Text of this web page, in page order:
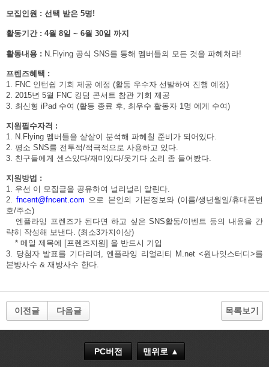
모집인원 : 선택 받은 5명!
활동기간: 4월 8일 ~ 6월 30일 까지
활동내용 : N.Flying 공식 SNS를 통해 멤버들의 모든 것을 파헤쳐라!
프렌즈혜택 :
1. FNC 인턴쉽 기회 제공 예정 (활동 우수자 선발하여 진행 예정)
2. 2015년 5월 FNC 킹덤 콘서트 참관 기회 제공
3. 최신형 iPad 수여 (활동 종료 후, 최우수 활동자 1명 에게 수여)
지원필수자격 :
1. N.Flying 멤버들을 샅샅이 분석해 파헤칠 준비가 되어있다.
2. 평소 SNS를 전투적/적극적으로 사용하고 있다.
3. 친구들에게 센스있다/재미있다/웃기다 소리 좀 들어봤다.
지원방법 :
1. 우선 이 모집글을 공유하여 널리널리 알린다.
2.fncent@fncent.com 으로 본인의 기본정보와(이름/생년월일/휴대폰번
호/주소)
엔플라잉 프렌즈가 된다면 하고 싶은 SNS활동/이벤트 등의 내용을 간
략히 작성해 보낸다. (최소3가지이상)
* 메일 제목에 [프렌즈지원] 을 반드시 기입
3. 당첨자 발표를 기다리며 , 엔플라잉 리얼리티 M.net <원나잇스터디>를
본방사수 & 재방사수 한다.
이전글 다음글 목록보기
PC버전 맨위로 ▲